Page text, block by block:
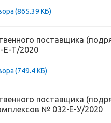
(865.39 КБ)
поставщика
Е-Т/2020
(749.4 КБ)
поставщика
№ 032-Е-У/2020